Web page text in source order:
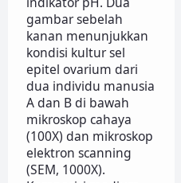
gambar sebelah
kanan menunjukkan
kondisi kultur sel
epitel ovarium dari
dua individu manusia
A dan B di bawah
mikroskop cahaya
(100X) dan mikroskop
elektron scanning
(SEM, 1000X).